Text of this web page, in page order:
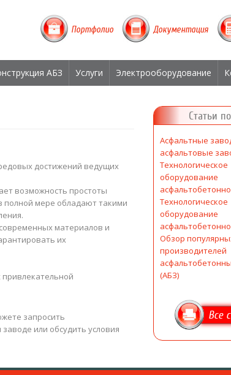
Портфолио Документация
АБЗ Услуги Электрооборудование
достижений ведущих
возможность простоты
полной мере обладают такими
материалов и
их
запросить
или обсудить условия
Статьи
Асфальтные
асфальтовые
Технологическое
оборудование
Технологическое
оборудование
Обзор
производителей
(АБЗ)
Все